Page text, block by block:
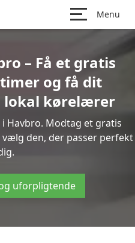
Menu
– Få et gratis
og få dit
lokal kørelærer
Havbro. Modtag et gratis
den, der passer perfekt
uforpligtende